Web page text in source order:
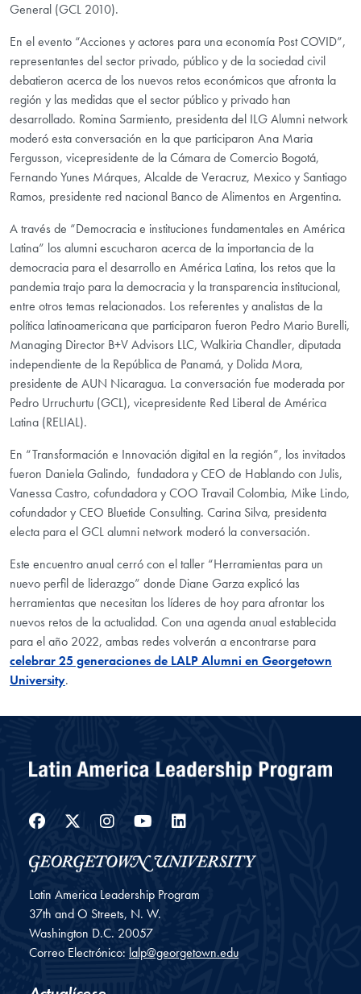
General (GCL 2010).
En el evento “Acciones y actores para una economía Post COVID”,
representantes del sector privado, público y de la sociedad civil
debatieron acerca de los nuevos retos económicos que afronta la
región y las medidas que el sector público y privado han
desarrollado. Romina Sarmiento, presidenta del ILG Alumni network
moderó esta conversación en la que participaron Ana Maria
Fergusson, vicepresidente de la Cámara de Comercio Bogotá,
Fernando Yunes Márques, Alcalde de Veracruz, Mexico y Santiago
Ramos, presidente red nacional Banco de Alimentos en Argentina.
A través de “Democracia e instituciones fundamentales en América
Latina” los alumni escucharon acerca de la importancia de la
democracia para el desarrollo en América Latina, los retos que la
pandemia trajo para la democracia y la transparencia institucional,
entre otros temas relacionados. Los referentes y analistas de la
política latinoamericana que participaron fueron Pedro Mario Burelli,
Managing Director B+V Advisors LLC, Walkiria Chandler, diputada
independiente de la República de Panamá, y Dolida Mora,
presidente de AUN Nicaragua. La conversación fue moderada por
Pedro Urruchurtu (GCL), vicepresidente Red Liberal de América
Latina (RELIAL).
En “Transformación e Innovación digital en la región”, los invitados
fueron Daniela Galindo, fundadora y CEO de Hablando con Julis,
Vanessa Castro, cofundadora y COO Travail Colombia, Mike Lindo,
cofundador y CEO Bluetide Consulting. Carina Silva, presidenta
electa para el GCL alumni network moderó la conversación.
Este encuentro anual cerró con el taller “Herramientas para un
nuevo perfil de liderazgo” donde Diane Garza explicó las
herramientas que necesitan los líderes de hoy para afrontar los
nuevos retos de la actualidad. Con una agenda anual establecida
para el año 2022, ambas redes volverán a encontrarse para
celebrar 25 generaciones de LALP Alumni en Georgetown
University.
Facebook
Twitter
Instagram
YouTube
Latin America Leadership Program
37th and O Streets, N. W.
Washington D.C. 20057
Correo Electrónico: lalp@georgetown.edu